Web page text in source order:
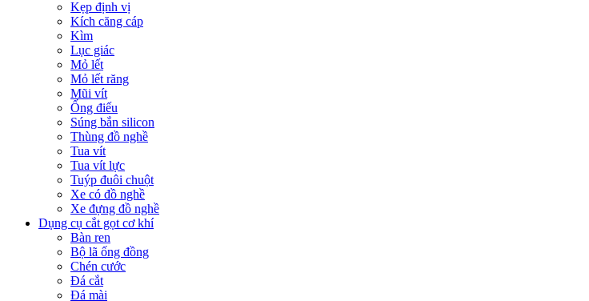
Kẹp định vị
Kích căng cáp
Kìm
Lục giác
Mỏ lết
Mỏ lết răng
Mũi vít
Ống điếu
Súng bắn silicon
Thùng đồ nghề
Tua vít
Tua vít lực
Tuýp đuôi chuột
Xe có đồ nghề
Xe đựng đồ nghề
Dụng cụ cắt gọt cơ khí
Bàn ren
Bộ lã ống đồng
Chén cước
Đá cắt
Đá mài